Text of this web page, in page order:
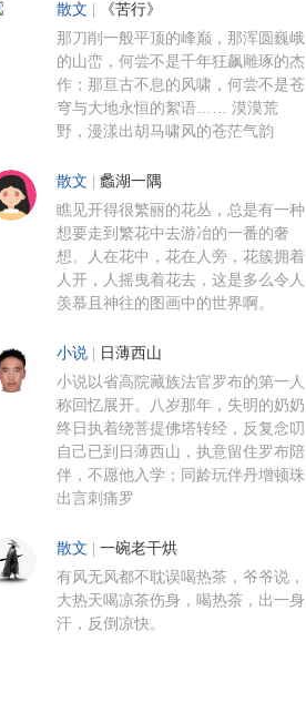
散文 《苦行》
那刀削一般平顶的峰巅，那浑圆巍峨
的山峦，何尝不是千年狂飙雕琢的杰
作；那亘古不息的风啸，何尝不是苍
穹与大地永恒的絮语…… 漠漠荒
野，漫漾出胡马啸风的苍茫气韵
散文 蠡湖一隅
瞧见开得很繁丽的花丛，总是有一种
想要走到繁花中去游冶的一番的奢
想。人在花中，花在人旁，花簇拥着
人开，人摇曳着花去，这是多么令人
羡慕且神往的图画中的世界啊。
小说 日薄西山
小说以省高院藏族法官罗布的第一人
称回忆展开。八岁那年，失明的奶奶
终日执着绕菩提佛塔转经，反复念叨
自己已到日薄西山，执意留住罗布陪
伴，不愿他入学；同龄玩伴丹增顿珠
出言刺痛罗
散文 一碗老干烘
有风无风都不耽误喝热茶，爷爷说，
大热天喝凉茶伤身，喝热茶，出一身
汗，反倒凉快。